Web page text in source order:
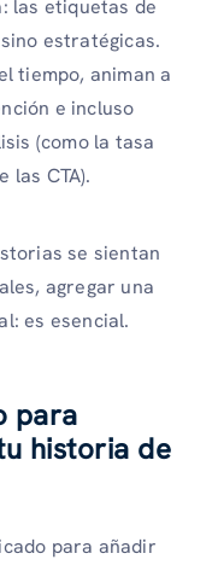
las etiquetas de
estratégicas.
tiempo, animan a
e incluso
(como la tasa
las CTA).
se sientan
agregar una
es esencial.
para
historia de
para añadir